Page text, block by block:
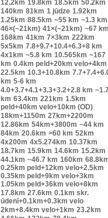
12.2km 19.8km 18.5km 50.2km
140km 81km 1 jūdze 1.92km
1.25km 88.5km ~55 km ~1.3 km
46×(~21km) 41×(~21km) ~67 km
168km 41km 7×3km 222km
5x5km 7.8+9.7+10.4+6.3+8 km
4x1km ~5.8 km 10.565km ~167
km 0.4km peld+20km velo+4km
22.5km 10.3+10.8km
km 5-6 km
4.0+3.7+4.1+3.3+3.2+2.8 km ~1.7
km 63.4km 221km 1.5km
peld+40km velo+10km (OD)
18km+1150m 27km+2200m
12.86km 54km+3800m ~44 km
84km 20.6km >60 km 52km
4x200m 4x5.274km 10.37km
18.7km 15.9km 14.6km 15.2km
44.1km ~46.7 km 160km
0.25km peld+12km velo+2.5km
0.35km peld+9km velo+3km
1.05km peld+36km velo+8km
17.8km 27.6km 0.1km skr.
ūdenī+0.1km+0.3km velo
2km+8.4km velo+1km 23.2km